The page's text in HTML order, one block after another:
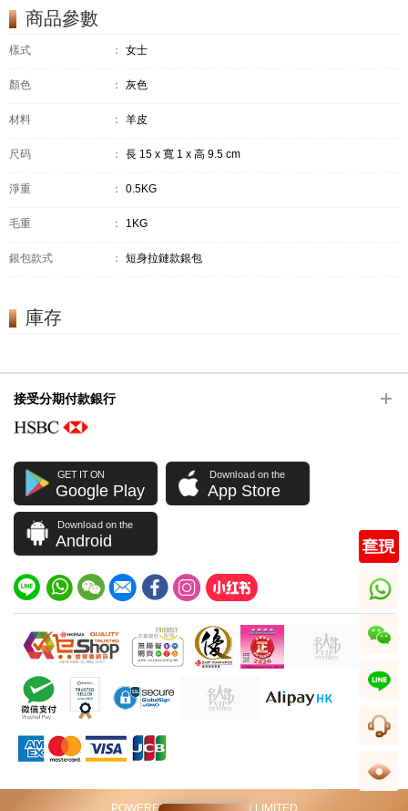
商品參數
樣式 ： 女士
顏色 ： 灰色
材料 ： 羊皮
尺码 ： 長 15 x 寬 1 x 高 9.5 cm
淨重 ： 0.5KG
毛重 ： 1KG
銀包款式 ： 短身拉鏈款銀包
庫存
接受分期付款銀行
GET IT ON
Google Play
Download on the
App Store
Download on the
Android
POWERED BY VIP STATION LIMITED
whatsapp